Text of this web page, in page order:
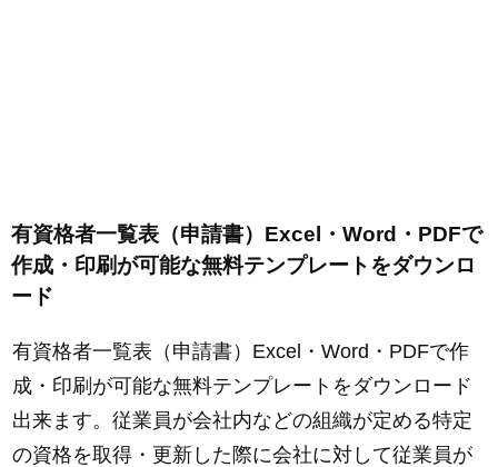
有資格者一覧表（申請書）Excel・Word・PDFで
作成・印刷が可能な無料テンプレートをダウンロ
ード
有資格者一覧表（申請書）Excel・Word・PDFで作
成・印刷が可能な無料テンプレートをダウンロード
出来ます。従業員が会社内などの組織が定める特定
の資格を取得・更新した際に会社に対して従業員が